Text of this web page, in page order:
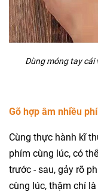
Dùng móng tay cái
Gõ hợp âm nhiều
Cùng thực hành kĩ
phím cùng lúc, có
trước - sau, gảy rõ
cùng lúc, thậm chí